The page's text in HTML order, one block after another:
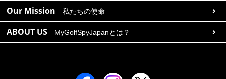
Our Mission 私たちの使命
ABOUT US MyGolfSpyJapanとは？